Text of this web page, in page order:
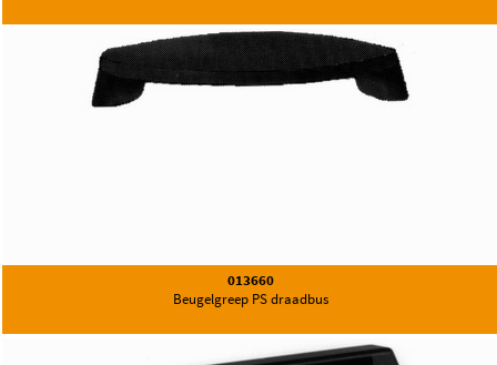
013660
Beugelgreep PS draadbus